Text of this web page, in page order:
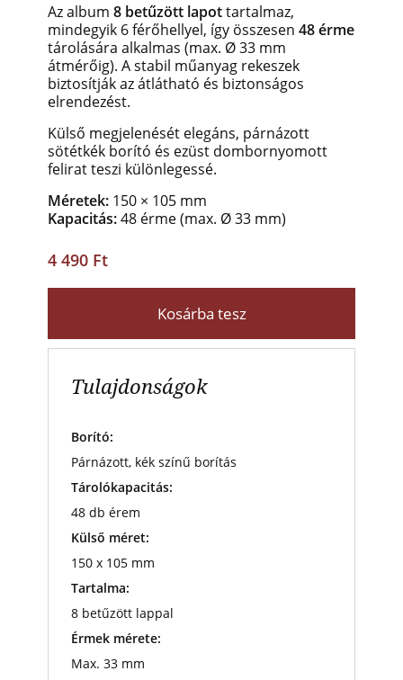
Az album 8 betűzött lapottartalmaz,
mindegyik 6 férőhellyel, így összesen 48 érme
tárolására alkalmas (max. Ø 33 mm
átmérőig). A stabil műanyag rekeszek
biztosítják az átlátható és biztonságos
elrendezést.
Külső megjelenését elegáns, párnázott
sötétkék borító és ezüst dombornyomott
felirat teszi különlegessé.
Méretek: 150 × 105 mm
Kapacitás:48 érme (max. Ø 33 mm)
4 490 Ft
Kosárba tesz
Tulajdonságok
Borító:
Párnázott, kék színű borítás
Tárolókapacitás:
48 db érem
Külső méret:
150 x 105 mm
Tartalma:
8 betűzött lappal
Érmek mérete:
Max. 33 mm